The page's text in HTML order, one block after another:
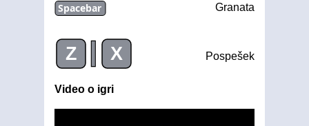
Spacebar Granata
Z | X Pospešek
Video o igri